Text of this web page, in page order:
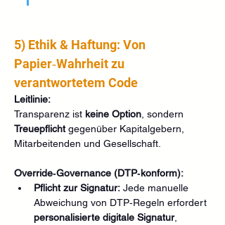
5) Ethik & Haftung: Von
Papier‑Wahrheit zu
verantwortetem Code
Leitlinie:
Transparenz ist keine Option , sondern
Treuepflicht gegenüber Kapitalgebern,
Mitarbeitenden und Gesellschaft.
Override‑Governance (DTP‑konform):
Pflicht zur Signatur: Jede manuelle
Abweichung von DTP‑Regeln erfordert
personalisierte digitale Signatur,